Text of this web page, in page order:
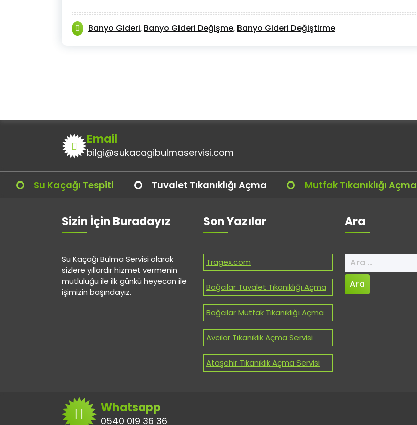
Banyo Gideri, Banyo Gideri Değişme, Banyo Gideri Değiştirme
Email
bilgi@sukacagibulmaservisi.com
Su Kaçağı Tespiti Tuvalet Tıkanıklığı Açma Mutfak Tıkanıklığı Açma
Sizin İçin Buradayız
Su Kaçağı Bulma Servisi olarak
sizlere yıllardır hizmet vermenin
mutluluğu ile ilk günkü heyecan ile
işimizin başındayız.
Son Yazılar
Tragex.com
Bağcılar Tuvalet Tıkanıklığı Açma
Bağcılar Mutfak Tıkanıklığı Açma
Avcılar Tıkanıklık Açma Servisi
Ataşehir Tıkanıklık Açma Servisi
Ara
Arama:
Whatsapp
0540 019 36 36